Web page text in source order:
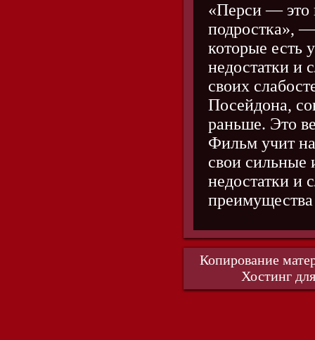
«Перси — это
подростка»,
которые есть
недостатки и
своих
Посейдона,
раньше. Это
Фильм учит
свои сильные
недостатки и
Копирование
Хостинг